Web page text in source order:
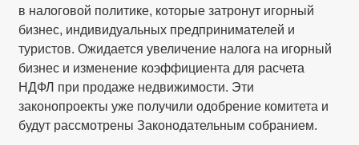
в налоговой политике, которые затронут игорный
бизнес, индивидуальных предпринимателей и
туристов. Ожидается увеличение налога на игорный
бизнес и изменение коэффициента для расчета
НДФЛ при продаже недвижимости. Эти
законопроекты уже получили одобрение комитета и
будут рассмотрены Законодательным собранием.